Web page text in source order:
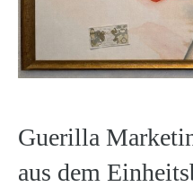
Guerilla
aus dem